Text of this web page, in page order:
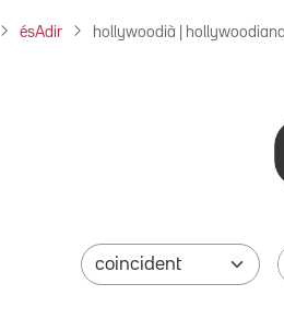
ésAdir hollywoodià | hollywoodiana